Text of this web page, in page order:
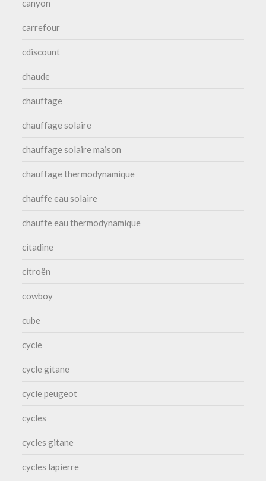
canyon
carrefour
cdiscount
chaude
chauffage
chauffage solaire
chauffage solaire maison
chauffage thermodynamique
chauffe eau solaire
chauffe eau thermodynamique
citadine
citroën
cowboy
cube
cycle
cycle gitane
cycle peugeot
cycles
cycles gitane
cycles lapierre